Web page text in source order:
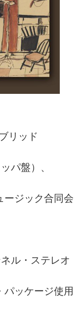
リッド
パ盤）、
ージック合同会
ル・ステレオ
パッケージ使用